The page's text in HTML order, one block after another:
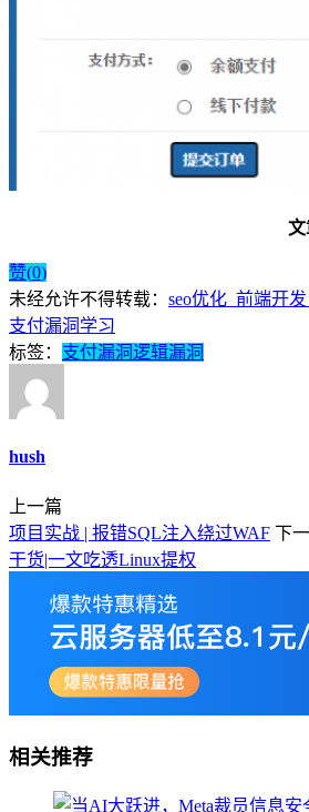
文
赞(0)
未经允许不得转载： seo优化_前端开
支付漏洞学习
标签： 支付漏洞逻辑漏洞
hush
上一篇
项目实战 | 报错SQL注入绕过WAF 下
干货|一文吃透Linux提权
相关推荐